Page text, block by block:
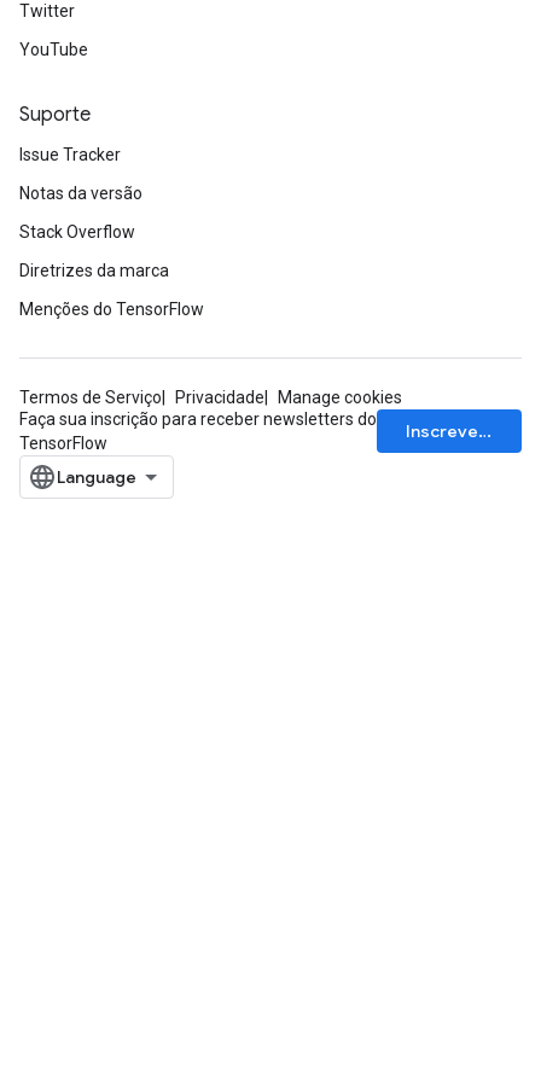
Twitter
YouTube
Suporte
Issue Tracker
Notas da versão
Stack Overflow
Diretrizes da marca
Menções do TensorFlow
Termos de Serviço Privacidade
Manage cookies
Faça sua inscrição para receber newsletters do
TensorFlow
Inscrever-se